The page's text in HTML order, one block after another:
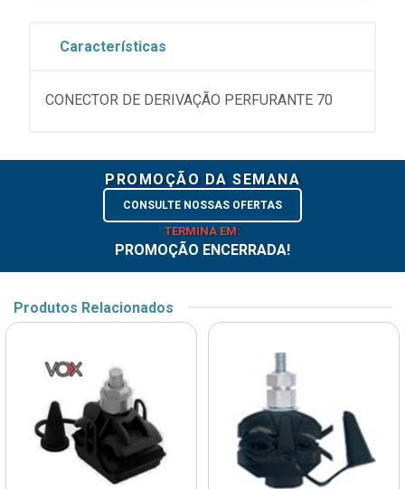
Características
CONECTOR DE DERIVAÇÃO PERFURANTE 70
PROMOÇÃO DA SEMANA
CONSULTE NOSSAS OFERTAS
TERMINA EM:
PROMOÇÃO ENCERRADA!
Produtos Relacionados